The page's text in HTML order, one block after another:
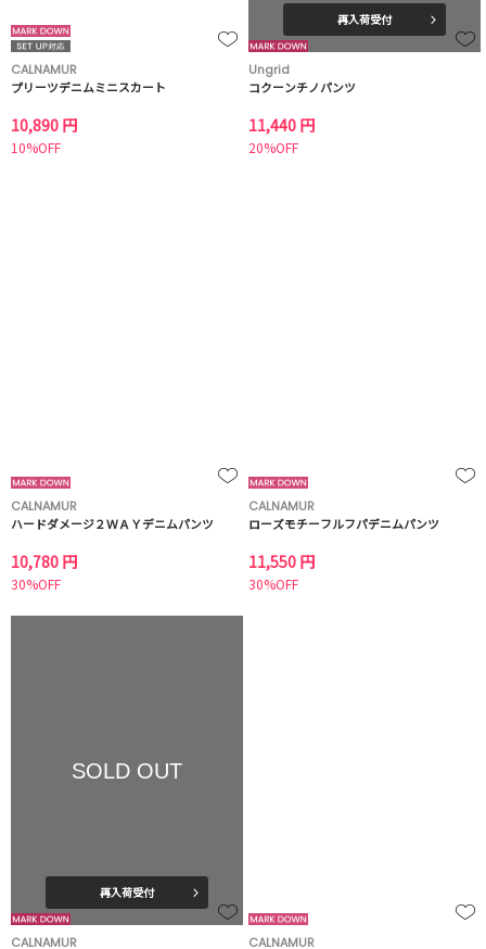
CALNAMUR
プリーツデニムミニスカート
10,890 円
10%OFF
再入荷受付
Ungrid
コクーンチノパンツ
11,440 円
20%OFF
CALNAMUR
ハードダメージ２ＷＡＹデニムパンツ
10,780 円
30%OFF
CALNAMUR
ローズモチーフルフパデニムパンツ
11,550 円
30%OFF
SOLD OUT
再入荷受付
CALNAMUR
CALNAMUR